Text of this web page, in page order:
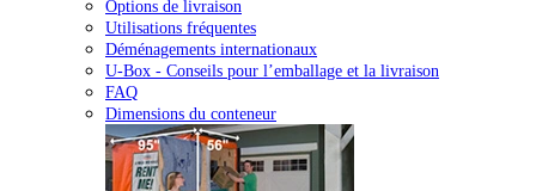
Options de livraison
Utilisations fréquentes
Déménagements internationaux
U-Box - Conseils pour l’emballage et la livraison
FAQ
Dimensions du conteneur